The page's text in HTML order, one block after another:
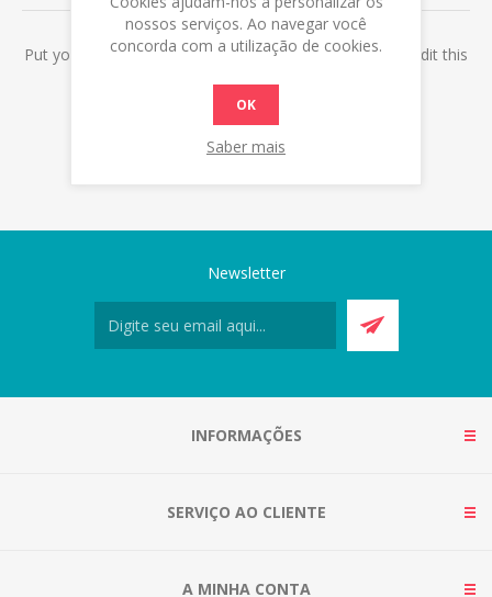
Put your login / registration information here. You can edit this
in the admin site.
Newsletter
INFORMAÇÕES
SERVIÇO AO CLIENTE
A MINHA CONTA
nossos serviços. Ao navegar você
concorda com a utilização de cookies.
OK
Saber mais